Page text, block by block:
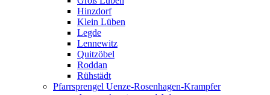
Hinzdorf
Klein Lüben
Legde
Lennewitz
Quitzöbel
Roddan
Rühstädt
Pfarrsprengel Uenze-Rosenhagen-Krampfer